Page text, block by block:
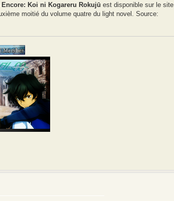
Encore: Koi ni Kogareru Rokujū est disponible sur le site
moitié du volume quatre du light novel. Source: